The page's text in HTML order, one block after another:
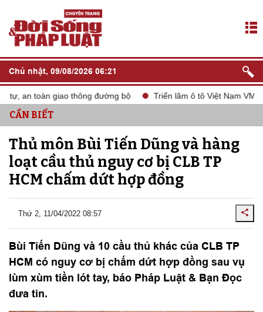
Chủ nhật, 09/08/2026 06:21
an toàn giao thông đường bộ Triển lãm ô tô Việt Nam VMS
CẦN BIẾT
Thủ môn Bùi Tiến Dũng và hàng
loạt cầu thủ nguy cơ bị CLB TP
HCM chấm dứt hợp đồng
Thứ 2, 11/04/2022 08:57
Bùi Tiến Dũng và 10 cầu thủ khác của CLB TP
HCM có nguy cơ bị chấm dứt hợp đồng sau vụ
lùm xùm tiền lót tay, báo Pháp Luật & Bạn Đọc
đưa tin.